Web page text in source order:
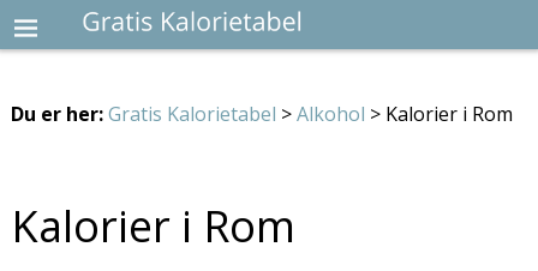
Du er her:Gratis Kalorietabel >Alkohol > Kalorier i Rom
Kalorier i Rom